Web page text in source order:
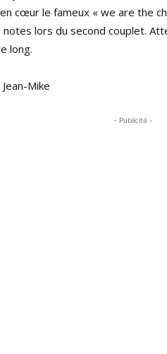
cœur le fameux « we are the
lors du second couplet.
long.
Mike
- Publicité -